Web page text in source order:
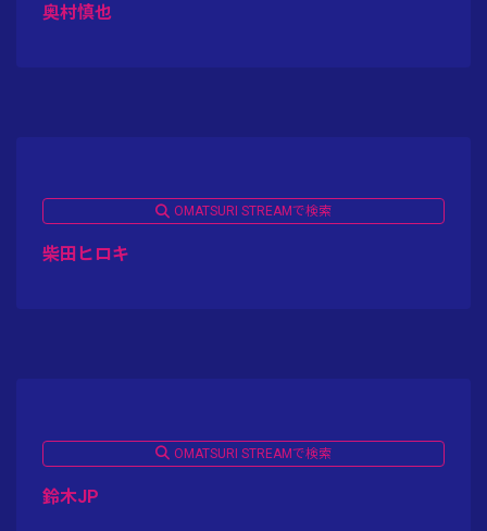
奥村慎也
OMATSURI STREAMで検索
柴田ヒロキ
OMATSURI STREAMで検索
鈴木JP